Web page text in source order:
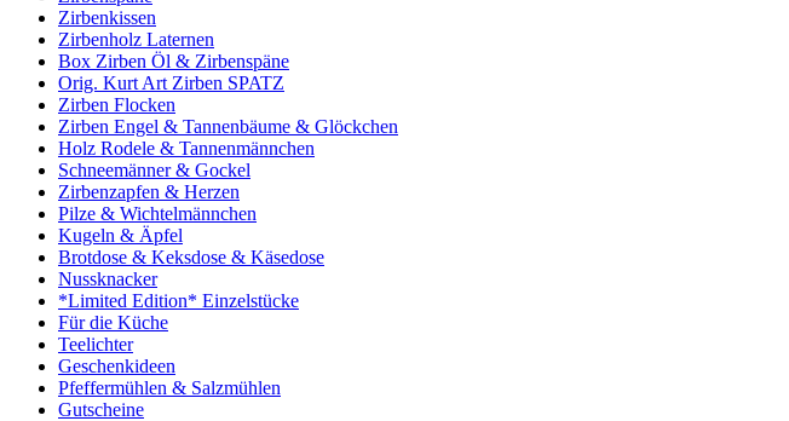
Zirbenkissen
Zirbenholz Laternen
Box Zirben Öl & Zirbenspäne
Orig. Kurt Art Zirben SPATZ
Zirben Flocken
Zirben Engel & Tannenbäume & Glöckchen
Holz Rodele & Tannenmännchen
Schneemänner & Gockel
Zirbenzapfen & Herzen
Pilze & Wichtelmännchen
Kugeln & Äpfel
Brotdose & Keksdose & Käsedose
Nussknacker
*Limited Edition* Einzelstücke
Für die Küche
Teelichter
Geschenkideen
Pfeffermühlen & Salzmühlen
Gutscheine